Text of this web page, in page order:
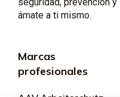
ámate a ti mismo.
Marcas
profesionales